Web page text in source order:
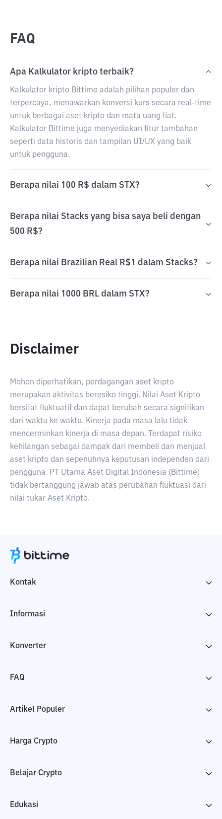
FAQ
Apa Kalkulator kripto terbaik?
Kalkulator kripto Bittime adalah pilihan populer dan
terpercaya, menawarkan konversi kurs secara real-time
untuk berbagai aset kripto dan mata uang fiat.
Kalkulator Bittime juga menyediakan fitur tambahan
seperti data historis dan tampilan UI/UX yang baik
untuk pengguna.
Berapa nilai 100 R$ dalam STX?
Berapa nilai Stacks yang bisa saya beli dengan
500 R$?
Berapa nilai Brazilian Real R$1 dalam Stacks?
Berapa nilai 1000 BRL dalam STX?
Disclaimer
Mohon diperhatikan, perdagangan aset kripto
merupakan aktivitas beresiko tinggi. Nilai Aset Kripto
bersifat fluktuatif dan dapat berubah secara signifikan
dari waktu ke waktu. Kinerja pada masa lalu tidak
mencerminkan kinerja di masa depan. Terdapat risiko
kehilangan sebagai dampak dari membeli dan menjual
aset kripto dan sepenuhnya keputusan independen dari
pengguna. PT Utama Aset Digital Indonesia (Bittime)
tidak bertanggung jawab atas perubahan fluktuasi dari
nilai tukar Aset Kripto.
Kontak
Informasi
Konverter
FAQ
Artikel Populer
Harga Crypto
Belajar Crypto
Edukasi